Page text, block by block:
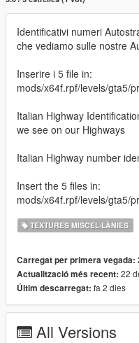
Identificativi numeri
che vediamo sulle nostre
Inserire i 5 file in:
mods/x64f.rpf/levels/gta5/
Italian Highway
we see on our Highways
Italian Highway number
Insert the 5 files in:
mods/x64f.rpf/levels/gta5/
TEXTURES MISCEL·LÀNIES
Carregat per primera vegada:
Actualització més recent: 22
Últim descarregat: fa 2 dies
All Versions